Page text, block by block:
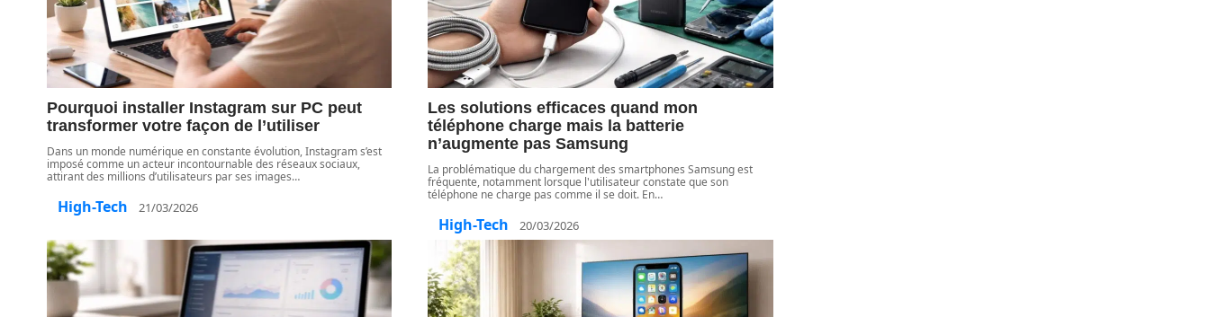
Pourquoi installer Instagram sur PC peut
transformer votre façon de l’utiliser
Dans un monde numérique en constante évolution, Instagram s’est
imposé comme un acteur incontournable des réseaux sociaux,
attirant des millions d’utilisateurs par ses images…
High-Tech 21/03/2026
Les solutions efficaces quand mon
téléphone charge mais la batterie
n’augmente pas Samsung
La problématique du chargement des smartphones Samsung est
fréquente, notamment lorsque l'utilisateur constate que son
téléphone ne charge pas comme il se doit. En…
High-Tech 20/03/2026